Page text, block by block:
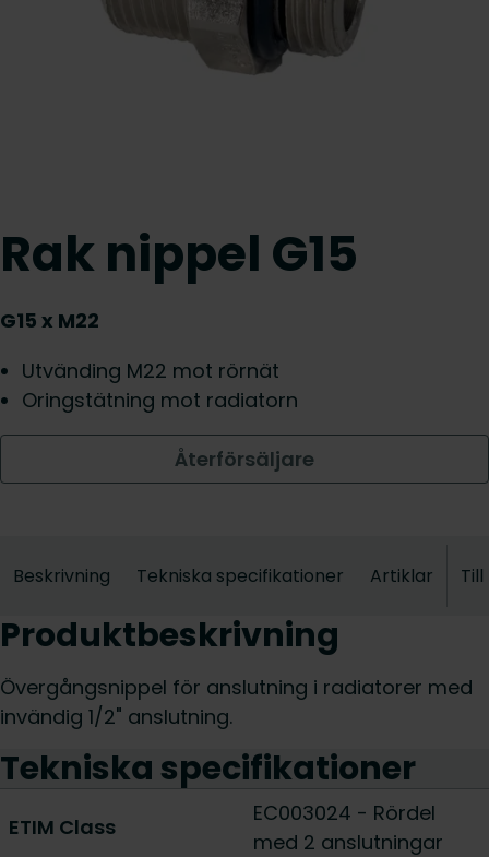
Rak nippel G15
G15 x M22
Utvänding M22 mot rörnät
Oringstätning mot radiatorn
Återförsäljare
Beskrivning Tekniska specifikationer Artiklar
Produktbeskrivning
Övergångsnippel för anslutning i radiatorer med
invändig 1/2" anslutning.
Tekniska specifikationer
ETIM Class
EC003024 - Rördel
med 2 anslutningar